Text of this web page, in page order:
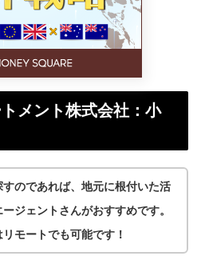
メント株式会社：小
のであれば、地元に根付いた活
ジェントさんがおすすめです。
モートでも可能です！